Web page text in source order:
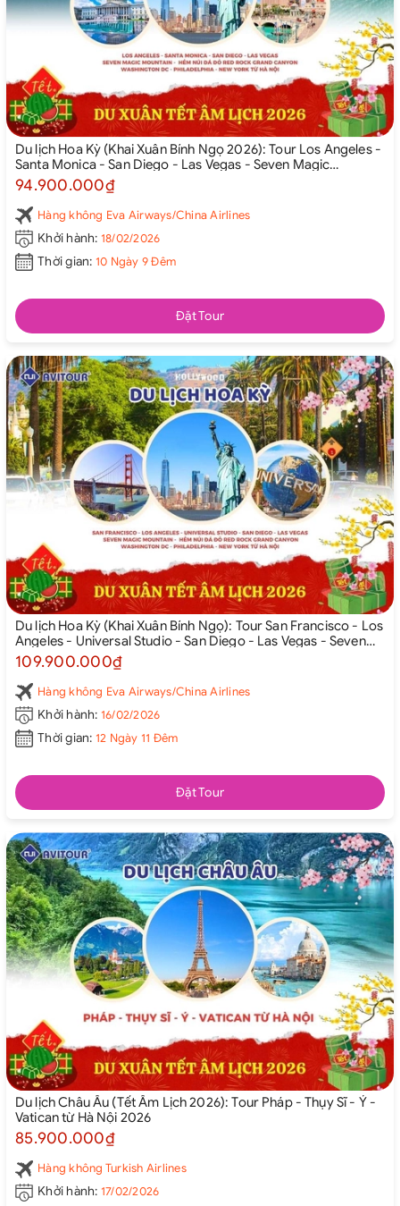
Du lịch Hoa Kỳ (Khai Xuân Bính Ngọ 2026): Tour Los Angeles -
Santa Monica - San Diego - Las Vegas - Seven Magic
Mountain - Hẻm Núi Đá Đỏ Red Rock Grand Canyon -
Washington DC - Philadelphia - New York từ Hà Nội 2026
94.900.000₫
Hàng không Eva Airways/China Airlines
Khởi hành: 18/02/2026
Thời gian: 10 Ngày 9 Đêm
Đặt Tour
Du lịch Hoa Kỳ (Khai Xuân Bính Ngọ): Tour San Francisco - Los
Angeles - Universal Studio - San Diego - Las Vegas - Seven
Magic Mountain - Hẻm Núi Đá Đỏ Red Rock Grand Canyon -
Washington DC - Philadelphia - New York từ Hà Nội 2026
109.900.000₫
Hàng không Eva Airways/China Airlines
Khởi hành: 16/02/2026
Thời gian: 12 Ngày 11 Đêm
Đặt Tour
Du lịch Châu Âu (Tết Âm Lịch 2026): Tour Pháp - Thụy Sĩ - Ý -
Vatican từ Hà Nội 2026
85.900.000₫
Hàng không Turkish Airlines
Khởi hành: 17/02/2026